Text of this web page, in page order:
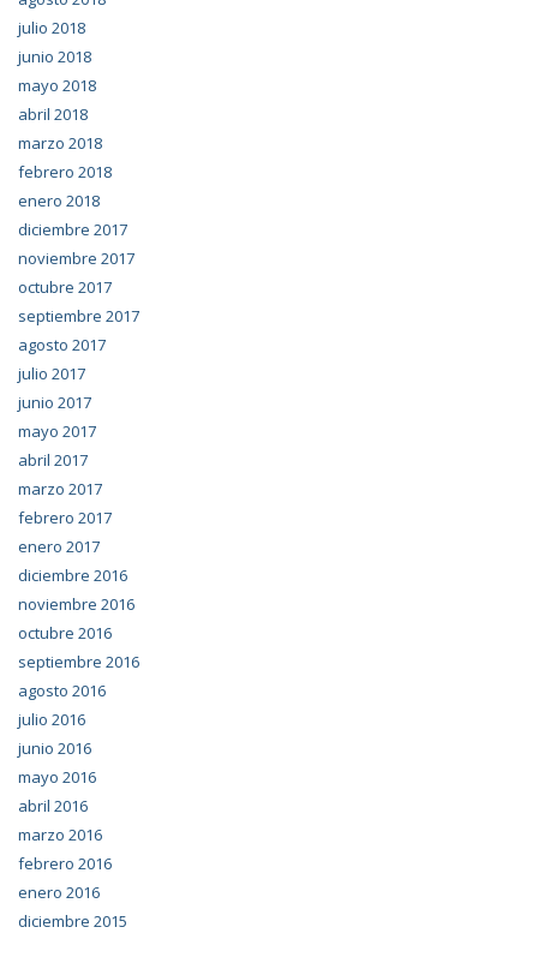
julio 2018
junio 2018
mayo 2018
abril 2018
marzo 2018
febrero 2018
enero 2018
diciembre 2017
noviembre 2017
octubre 2017
septiembre 2017
agosto 2017
julio 2017
junio 2017
mayo 2017
abril 2017
marzo 2017
febrero 2017
enero 2017
diciembre 2016
noviembre 2016
octubre 2016
septiembre 2016
agosto 2016
julio 2016
junio 2016
mayo 2016
abril 2016
marzo 2016
febrero 2016
enero 2016
diciembre 2015